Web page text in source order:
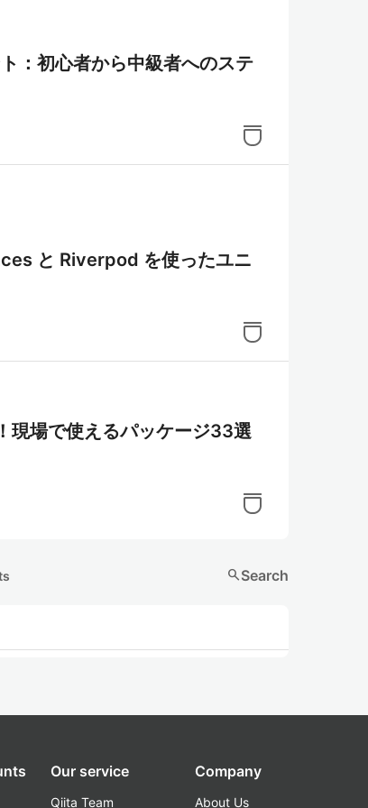
：初心者から中級者へのステ
と Riverpod を使ったユニ
現場で使えるパッケージ33選
searchSearch
Our service
Qiita Team
Company
About Us